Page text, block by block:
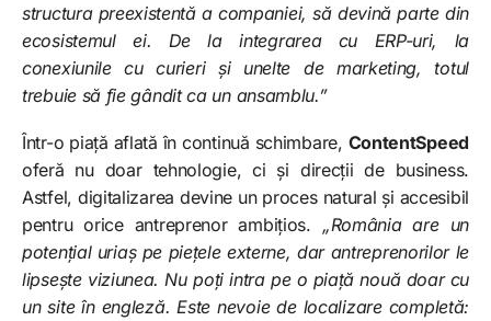
structura preexistentă a companiei, să devină parte din
ecosistemul ei. De la integrarea cu ERP-uri, la
conexiunile cu curieri și unelte de marketing, totul
trebuie să fie gândit ca un ansamblu.”
Într-o piață aflată în continuă schimbare, ContentSpeed
oferă nu doar tehnologie, ci și direcții de business.
Astfel, digitalizarea devine un proces natural și accesibil
pentru orice antreprenor ambițios. „România are un
potențial uriaș pe piețele externe, dar antreprenorilor le
lipsește viziunea. Nu poți intra pe o piață nouă doar cu
un site în engleză. Este nevoie de localizare completă: